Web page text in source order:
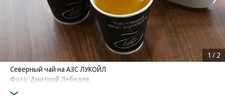
Северный чай на АЗС ЛУКОЙЛ
Фото: Дмитрий Лебедев
1 / 2